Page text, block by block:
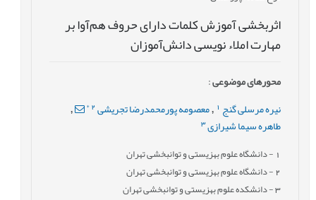
اثربخشی آموزش کلمات دارای حروف هم‌آوا بر
مهارت املاء نویسی دانش‌آموزان
محورهای موضوعی:
نیره مرسلی گنج1
, معصومه پورمحمدرضا تجریشی 2
*
,
طاهره سیما شیرازی 3
- دانشگاه علوم بهزیستی و توانبخشی تهران
2- دانشگاه علوم بهزیستی و توانبخشی تهران
3- دانشکده علوم بهزیستی و توانبخشی تهران